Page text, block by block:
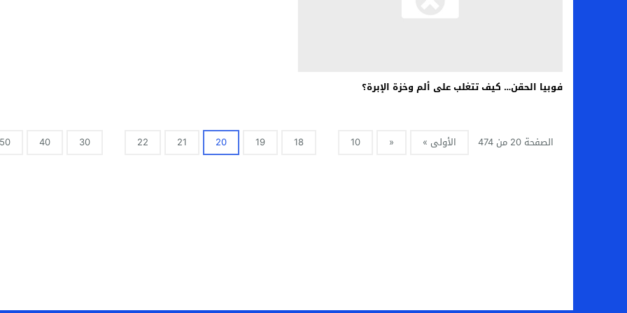
فوبيا الحقن… كيف تتغلب على ألم وخزة الإبرة؟
الصفحة 20 من 474 الأولى » «
10
18
19
20
21
22
30
40
50